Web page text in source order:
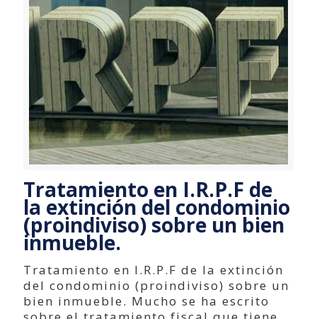
Tratamiento en I.R.P.F de
la extinción del condominio
(proindiviso) sobre un bien
inmueble.
Tratamiento en I.R.P.F de la extinción
del condominio (proindiviso) sobre un
bien inmueble. Mucho se ha escrito